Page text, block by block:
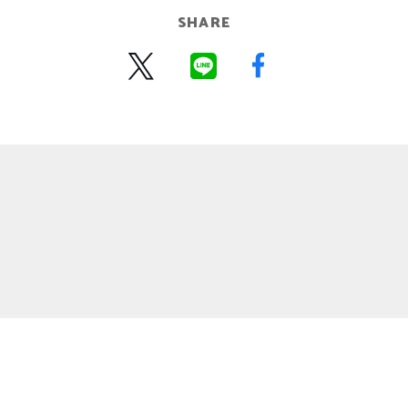
SHARE